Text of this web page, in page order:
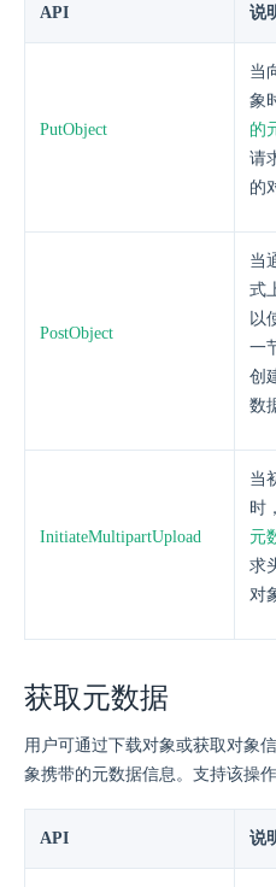
API 说
PutObject
当
象
的
请
的
PostObject
当
式
以
一
创
数
InitiateMultipartUpload
当
时
元
求
对
获取元数据
用户可通过下载对象或获取对象
象携带的元数据信息。支持该操
API 说